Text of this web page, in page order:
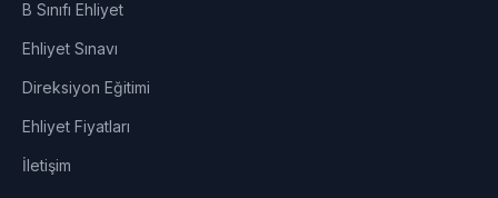
B Sınıfı Ehliyet
Ehliyet Sınavı
Direksiyon Eğitimi
Ehliyet Fiyatları
İletişim